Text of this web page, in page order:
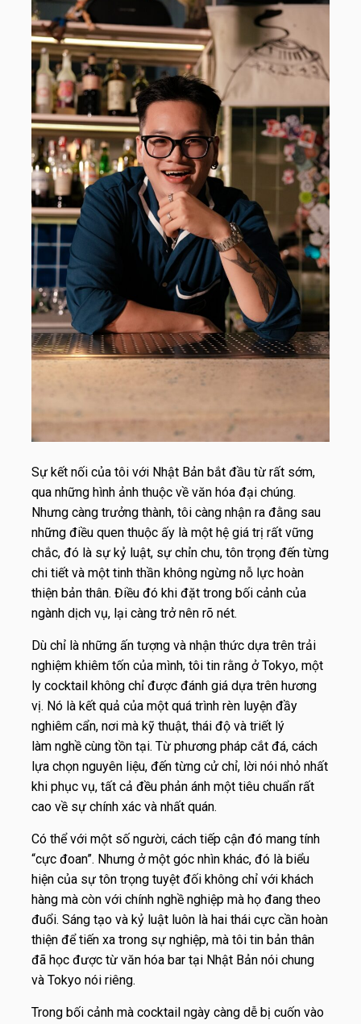
Sự kết nối của tôi với Nhật Bản bắt đầu từ rất sớm,
qua những hình ảnh thuộc về văn hóa đại chúng.
Nhưng càng trưởng thành, tôi càng nhận ra đằng sau
những điều quen thuộc ấy là một hệ giá trị rất vững
chắc, đó là sự kỷ luật, sự chỉn chu, tôn trọng đến từng
chi tiết và một tinh thần không ngừng nỗ lực hoàn
thiện bản thân. Điều đó khi đặt trong bối cảnh của
ngành dịch vụ, lại càng trở nên rõ nét.
Dù chỉ là những ấn tượng và nhận thức dựa trên trải
nghiệm khiêm tốn của mình, tôi tin rằng ở Tokyo, một
ly cocktail không chỉ được đánh giá dựa trên hương
vị. Nó là kết quả của một quá trình rèn luyện đầy
nghiêm cẩn, nơi mà kỹ thuật, thái độ và triết lý
làm nghề cùng tồn tại. Từ phương pháp cắt đá, cách
lựa chọn nguyên liệu, đến từng cử chỉ, lời nói nhỏ nhất
khi phục vụ, tất cả đều phản ánh một tiêu chuẩn rất
cao về sự chính xác và nhất quán.
Có thể với một số người, cách tiếp cận đó mang tính
“cực đoan”. Nhưng ở một góc nhìn khác, đó là biểu
hiện của sự tôn trọng tuyệt đối không chỉ với khách
hàng mà còn với chính nghề nghiệp mà họ đang theo
đuổi. Sáng tạo và kỷ luật luôn là hai thái cực cần hoàn
thiện để tiến xa trong sự nghiệp, mà tôi tin bản thân
đã học được từ văn hóa bar tại Nhật Bản nói chung
và Tokyo nói riêng.
Trong bối cảnh mà cocktail ngày càng dễ bị cuốn vào